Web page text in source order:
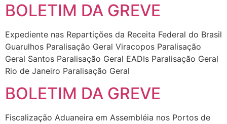
BOLETIM DA GREVE
Expediente nas Repartições da Receita Federal do Brasil
Guarulhos Paralisação Geral Viracopos Paralisação
Geral Santos Paralisação Geral EADIs Paralisação Geral
Rio de Janeiro Paralisação Geral
BOLETIM DA GREVE
Fiscalização Aduaneira em Assembléia nos Portos de